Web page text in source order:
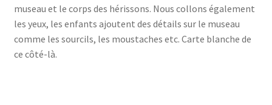
museau et le corps des hérissons. Nous collons également
les yeux, les enfants ajoutent des détails sur le museau
comme les sourcils, les moustaches etc. Carte blanche de
ce côté-là.